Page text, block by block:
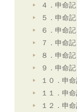
４．申命
５．申命
６．申命
７．申命
８．申命
９．申命
１０．申
１１．申
１２．申